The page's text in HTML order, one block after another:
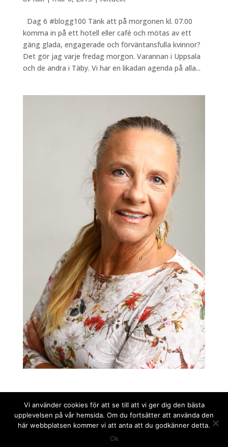
Dag 6 #blogg100 Tänk att på morgonen kl. 07.00
komma in på ett hotell eller café och mötas av ett
gäng glada, engagerade och förväntansfulla kvinnor?
Det gör jag varje fredag morgon. Varannan i Uppsala
och de andra i Täby. Vi har en likadan agenda på alla...
© Copyright Marie Louise Falk 2024 | Mobil: 073-101
marielouise@marielouisefalk.com
Vi använder cookies för att se till att vi ger dig den bästa
upplevelsen på vår hemsida. Om du fortsätter att använda den
här webbplatsen kommer vi att anta att du godkänner detta.
Ok